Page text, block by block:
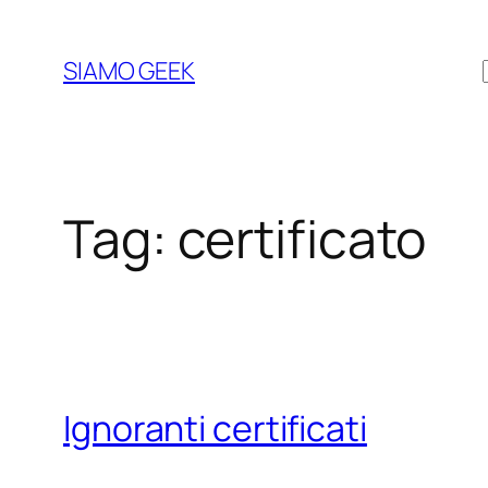
contenuto
SIAMO GEEK
Tag: certificato
Ignoranti certificati